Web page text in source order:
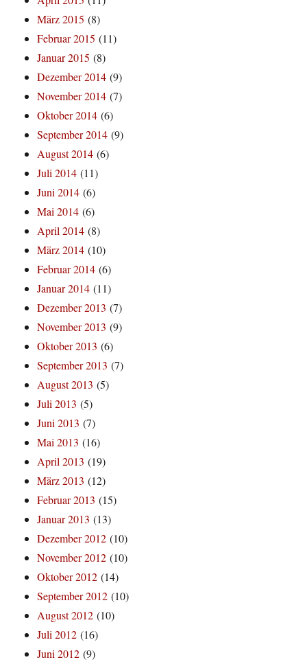
März 2015 (8)
Februar 2015 (11)
Januar 2015 (8)
Dezember 2014 (9)
November 2014 (7)
Oktober 2014 (6)
September 2014 (9)
August 2014 (6)
Juli 2014 (11)
Juni 2014 (6)
Mai 2014 (6)
April 2014 (8)
März 2014 (10)
Februar 2014 (6)
Januar 2014 (11)
Dezember 2013 (7)
November 2013 (9)
Oktober 2013 (6)
September 2013 (7)
August 2013 (5)
Juli 2013 (5)
Juni 2013 (7)
Mai 2013 (16)
April 2013 (19)
März 2013 (12)
Februar 2013 (15)
Januar 2013 (13)
Dezember 2012 (10)
November 2012 (10)
Oktober 2012 (14)
September 2012 (10)
August 2012 (10)
Juli 2012 (16)
Juni 2012 (9)